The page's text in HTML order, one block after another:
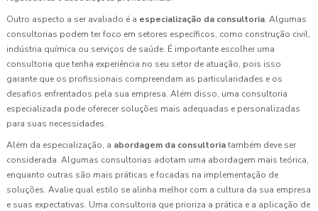
Outro aspecto a ser avaliado é a especialização da consultoria. Algumas
consultorias podem ter foco em setores específicos, como construção civil,
indústria química ou serviços de saúde. É importante escolher uma
consultoria que tenha experiência no seu setor de atuação, pois isso
garante que os profissionais compreendam as particularidades e os
desafios enfrentados pela sua empresa. Além disso, uma consultoria
especializada pode oferecer soluções mais adequadas e personalizadas
para suas necessidades.
Além da especialização, a abordagem da consultoriatambém deve ser
considerada. Algumas consultorias adotam uma abordagem mais teórica,
enquanto outras são mais práticas e focadas na implementação de
soluções. Avalie qual estilo se alinha melhor com a cultura da sua empresa
e suas expectativas. Uma consultoria que prioriza a prática e a aplicação de